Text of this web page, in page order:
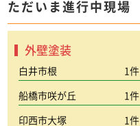
ただいま進行中現場
外壁塗装
白井市根 1件
船橋市咲が丘 1件
印西市大塚 1件